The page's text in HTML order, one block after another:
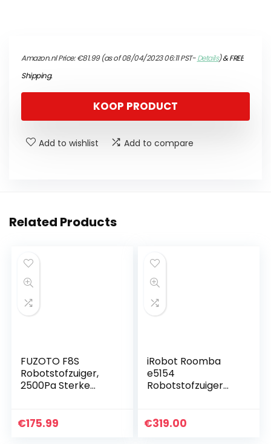
Amazon.nl Price:€81.99(as of 08/04/2023 06:11 PST-Details)&FREE
Shipping.
KOOP PRODUCT
Add to wishlist Add to compare
Related Products
FUZOTO F8S
Robotstofzuiger,
2500Pa Sterke
voor Haar, Tapijten,
€175.99
iRobot Roomba
e5154
Robotstofzuiger
rubberen borstels
€319.00